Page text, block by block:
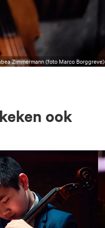
Zimmermann (foto Marco Borggreve)
ook